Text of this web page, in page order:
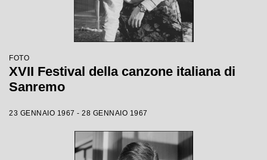
FOTO
XVII Festival della canzone italiana di
Sanremo
23 GENNAIO 1967 - 28 GENNAIO 1967